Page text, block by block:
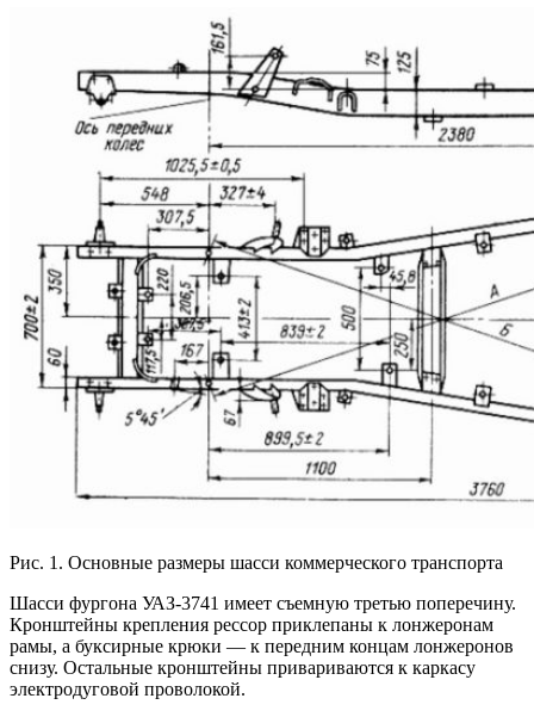
Рис. 1. Основные размеры шасси коммерческого транспорта
Шасси фургона УАЗ-3741 имеет съемную третью поперечину.
Кронштейны крепления рессор приклепаны к лонжеронам
рамы, а буксирные крюки — к передним концам лонжеронов
снизу. Остальные кронштейны привариваются к каркасу
электродуговой проволокой.